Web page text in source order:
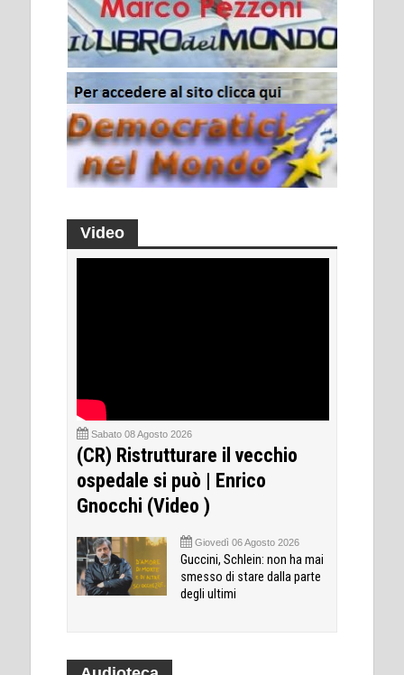
Video
Sabato 08 Agosto 2026
(CR) Ristrutturare il vecchio
ospedale si può | Enrico
Gnocchi (Video )
Giovedì 06 Agosto 2026
Guccini, Schlein: non ha mai
smesso di stare dalla parte
degli ultimi